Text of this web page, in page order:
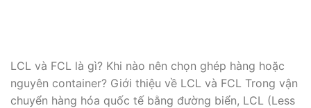
LCL và FCL là gì? Khi nào nên chọn ghép hàng hoặc
nguyên container? Giới thiệu về LCL và FCL Trong vận
chuyển hàng hóa quốc tế bằng đường biển, LCL (Less